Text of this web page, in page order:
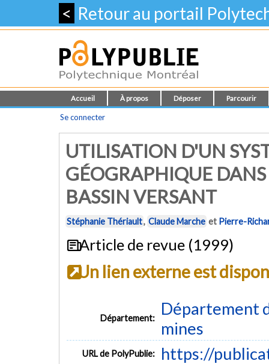
< Retour au portail
Accueil À propos Déposer Parcourir
Se connecter
UTILISATION D'UN
GÉOGRAPHIQUE
BASSIN VERSANT
Stéphanie Thériault, Claude Marche et Pierre-
Article de revue (1999)
Un lien externe est
Département:
Département
mines
URL de PolyPublie: https://